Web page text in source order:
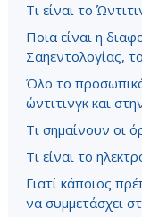
Τι είναι το
Ποια είναι η
Σαηεντολογίας,
Όλο το προσωπικό
ώντιτινγκ και
Τι σημαίνουν οι
Τι είναι το
Γιατί κάποιος
να συμμετάσχει